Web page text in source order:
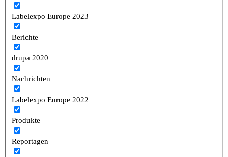
Labelexpo Europe 2023
Berichte
drupa 2020
Nachrichten
Labelexpo Europe 2022
Produkte
Reportagen